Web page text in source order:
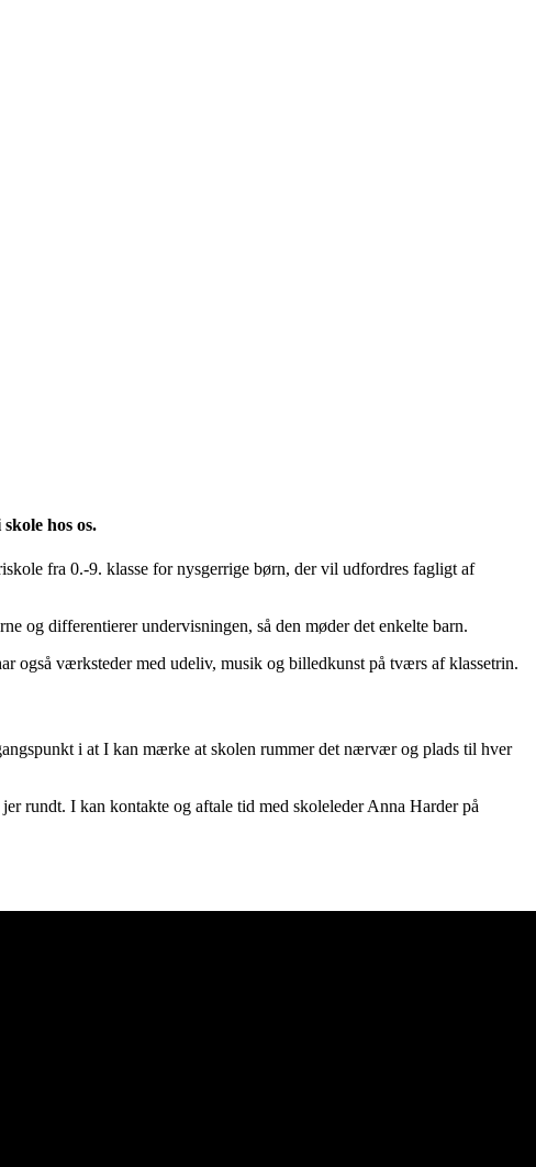
hos os.
fra 0.-9. klasse for nysgerrige børn, der vil udfordres fagligt af
differentierer undervisningen, så den møder det enkelte barn.
også værksteder med udeliv, musik og billedkunst på tværs af klassetrin.
i at I kan mærke at skolen rummer det nærvær og plads til hver
rundt. I kan kontakte og aftale tid med skoleleder Anna Harder på